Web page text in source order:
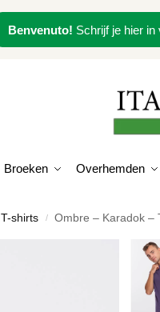
Benvenuto! Schrijf je hier
Broeken Overhemden
T-shirts / Ombre – Karadok –